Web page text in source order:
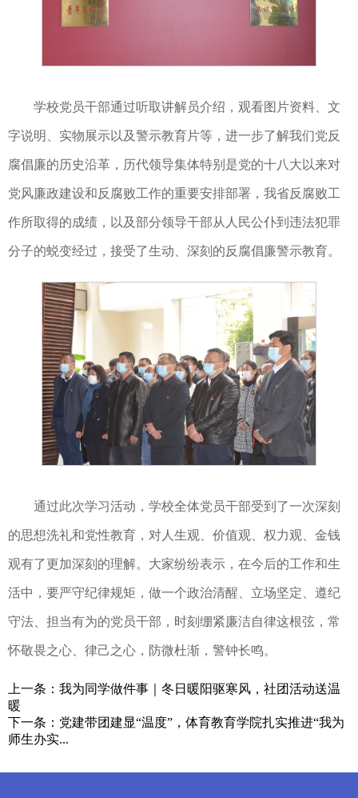
学校党员干部通过听取讲解员介绍，观看图片资料、文
字说明、实物展示以及警示教育片等，进一步了解我们党反
腐倡廉的历史沿革，历代领导集体特别是党的十八大以来对
党风廉政建设和反腐败工作的重要安排部署，我省反腐败工
作所取得的成绩，以及部分领导干部从人民公仆到违法犯罪
分子的蜕变经过，接受了生动、深刻的反腐倡廉警示教育。
通过此次学习活动，学校全体党员干部受到了一次深刻
的思想洗礼和党性教育，对人生观、价值观、权力观、金钱
观有了更加深刻的理解。大家纷纷表示，在今后的工作和生
活中，要严守纪律规矩，做一个政治清醒、立场坚定、遵纪
守法、担当有为的党员干部，时刻绷紧廉洁自律这根弦，常
怀敬畏之心、律己之心，防微杜渐，警钟长鸣。
上一条： 我为同学做件事｜冬日暖阳驱寒风，社团活动送温
暖
下一条： 党建带团建显“温度”，体育教育学院扎实推进“我为
师生办实...